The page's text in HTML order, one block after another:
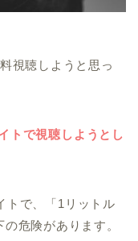
視聴しようと思っ
トで視聴しようとし
トで、「1リットル
危険があります。